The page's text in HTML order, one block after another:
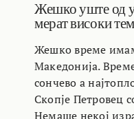
Жешко уште од
мерат високи
Жешко време
Македонија.
сончево а
Скопје Петровец
Немаше некој